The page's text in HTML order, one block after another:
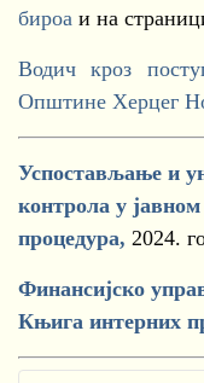
бироа и на
Водич кроз
Општине Херцег
Успостављање и
контрола у
процедура, 2024.
Финансијско
Књига интерних